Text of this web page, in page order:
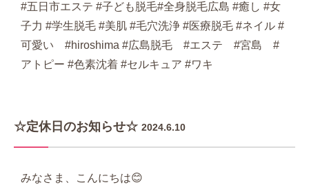
#五日市エステ #子ども脱毛#全身脱毛広島 #癒し #女
子力 #学生脱毛 #美肌 #毛穴洗浄 #医療脱毛 #ネイル #
可愛い #hiroshima #広島脱毛 #エステ #宮島 #
アトピー #色素沈着 #セルキュア #ワキ
☆定休日のお知らせ☆ 2024.6.10
みなさま、こんにちは😊